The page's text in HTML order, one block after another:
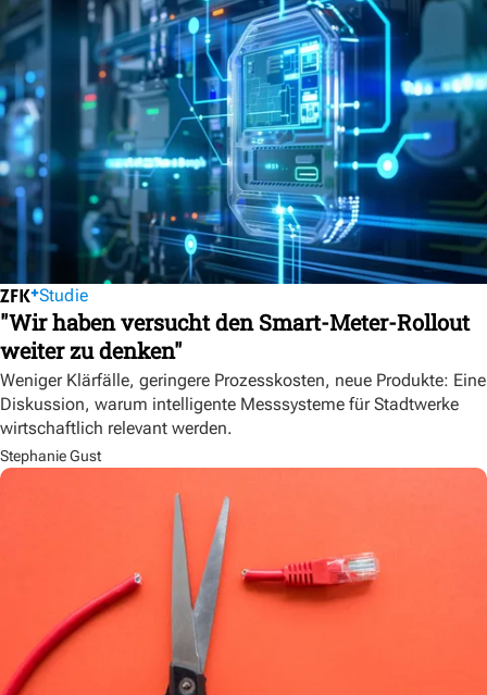
Studie
"Wir haben versucht den Smart-Meter-Rollout
weiter zu denken"
Weniger Klärfälle, geringere Prozesskosten, neue Produkte: Eine
Diskussion, warum intelligente Messsysteme für Stadtwerke
wirtschaftlich relevant werden.
Stephanie Gust